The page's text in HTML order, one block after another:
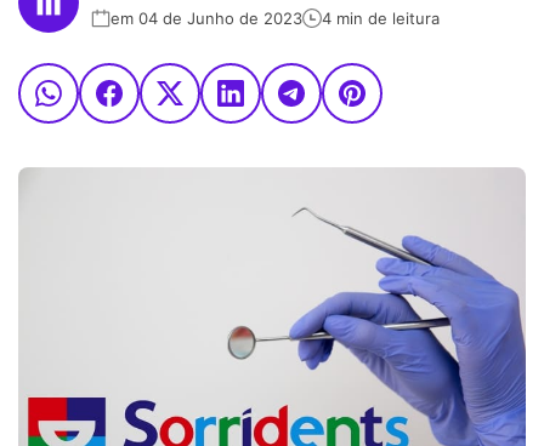
em 04 de Junho de 2023 4 min de leitura